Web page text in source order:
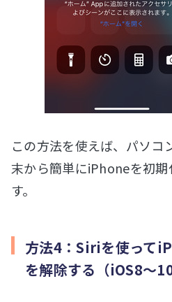
この方法を使えば、パソコ
末から簡単にiPhoneを初期
す。
方法4：Siriを使って
を解除する（iOS8～